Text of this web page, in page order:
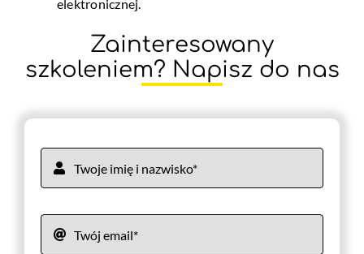
elektronicznej.
Zainteresowany
szkoleniem? Napisz do nas